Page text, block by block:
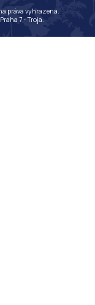
práva vyhrazena.
7 - Troja.